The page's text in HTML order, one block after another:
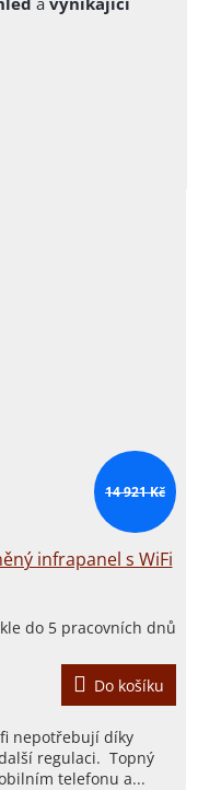
14 921 Kč
infrapanel s WiFi
do 5 pracovních dnů
Do košíku
nepotřebují díky
regulaci. Topný
telefonu a...